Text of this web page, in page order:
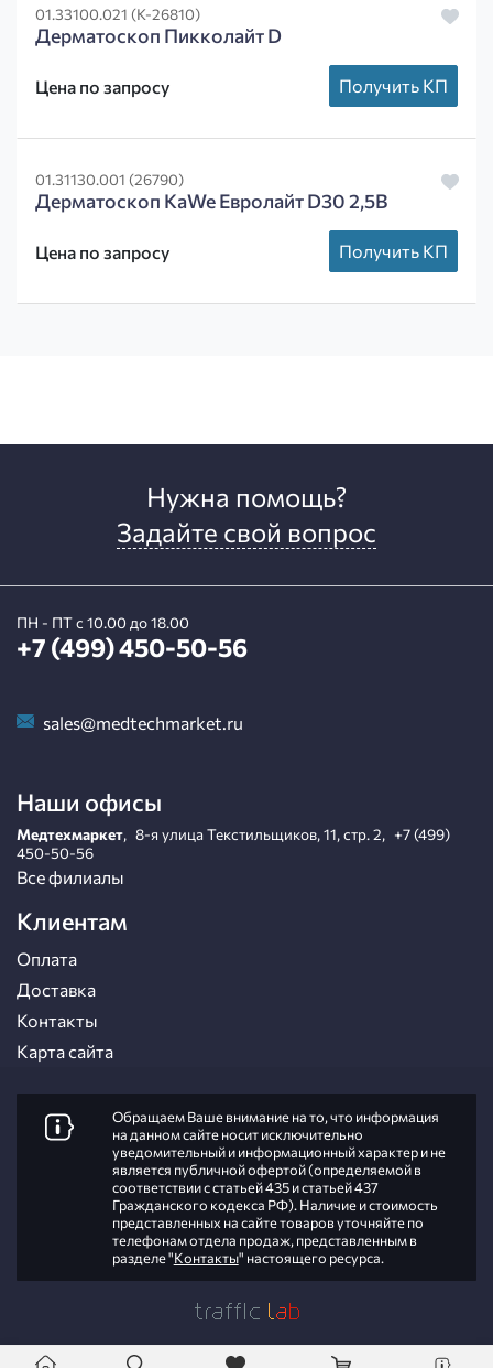
01.33100.021 (К-26810)
Дерматоскоп Пикколайт D
Цена по запросу Получить КП
01.31130.001 (26790)
Дерматоскоп KaWe Евролайт D30 2,5В
Цена по запросу Получить КП
Нужна помощь?
Задайте свой вопрос
ПН - ПТ с 10.00 до 18.00
+7 (499) 450-50-56
sales@medtechmarket.ru
Наши офисы
Медтехмаркет, 8-я улица Текстильщиков, 11, стр. 2, +7 (499)
450-50-56
Все филиалы
Клиентам
Оплата
Доставка
Контакты
Карта сайта
Обращаем Ваше внимание на то, что информация
на данном сайте носит исключительно
уведомительный и информационный характер и не
является публичной офертой (определяемой в
соответствии с статьей 435 и статьей 437
Гражданского кодекса РФ). Наличие и стоимость
представленных на сайте товаров уточняйте по
телефонам отдела продаж, представленным в
разделе "Контакты" настоящего ресурса.